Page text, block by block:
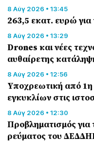
8 Αύγ 2026 • 13:45
263,5 εκατ. ευρώ για
8 Αύγ 2026 • 13:29
Drones και νέες
αυθαίρετης
8 Αύγ 2026 • 12:56
Υποχρεωτική από
εγκυκλίων στις
8 Αύγ 2026 • 12:30
Προβληματισμός για
ρεύματος του